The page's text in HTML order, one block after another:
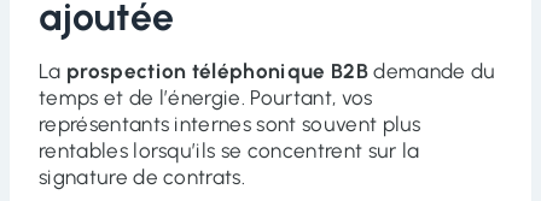
ajoutée
La prospection téléphonique B2Bdemande du
temps et de l’énergie. Pourtant, vos
représentants internes sont souvent plus
rentables lorsqu’ils se concentrent sur la
signature de contrats.